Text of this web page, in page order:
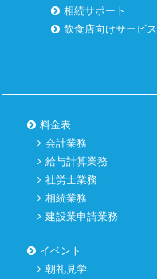
相続サポート
飲食店向けサービス
料金表
会計業務
給与計算業務
社労士業務
相続業務
建設業申請業務
イベント
朝礼見学